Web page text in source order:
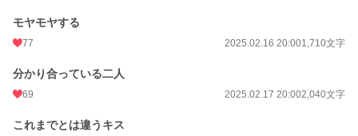
モヤモヤする
77 2025.02.16 20:001,710文字
分かり合っている二人
69 2025.02.17 20:002,040文字
これまでとは違うキス